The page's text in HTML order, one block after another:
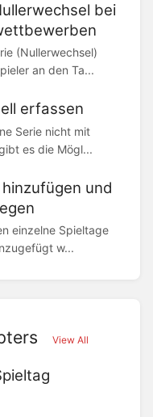
bei
(Nullerwechsel)
an den Ta...
erfassen
Serie nicht mit
es die Mögl...
und
einzelne Spieltage
w...
View All